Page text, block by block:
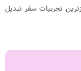
تجربیات سفر تبدیل